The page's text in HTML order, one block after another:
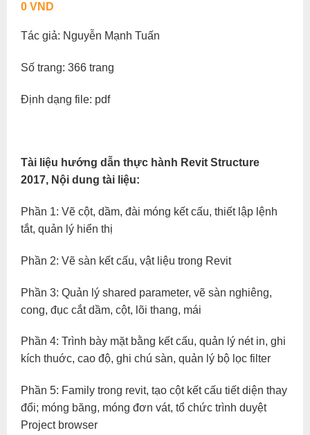
0 VND
Tác giả: Nguyễn Mạnh Tuấn
Số trang: 366 trang
Định dạng file: pdf
Tài liệu hướng dẫn thực hành Revit Structure
2017, Nội dung tài liệu:
Phần 1: Vẽ cột, dầm, đài móng kết cấu, thiết lập lệnh
tắt, quản lý hiển thị
Phần 2: Vẽ sàn kết cấu, vật liệu trong Revit
Phần 3: Quản lý shared parameter, vẽ sàn nghiêng,
cong, đục cắt dầm, cột, lõi thang, mái
Phần 4: Trình bày mặt bằng kết cấu, quản lý nét in, ghi
kích thuớc, cao độ, ghi chú sàn, quản lý bộ lọc filter
Phần 5: Family trong revit, tạo cột kết cấu tiết diện thay
đổi; móng băng, móng đơn vát, tổ chức trình duyệt
Project browser